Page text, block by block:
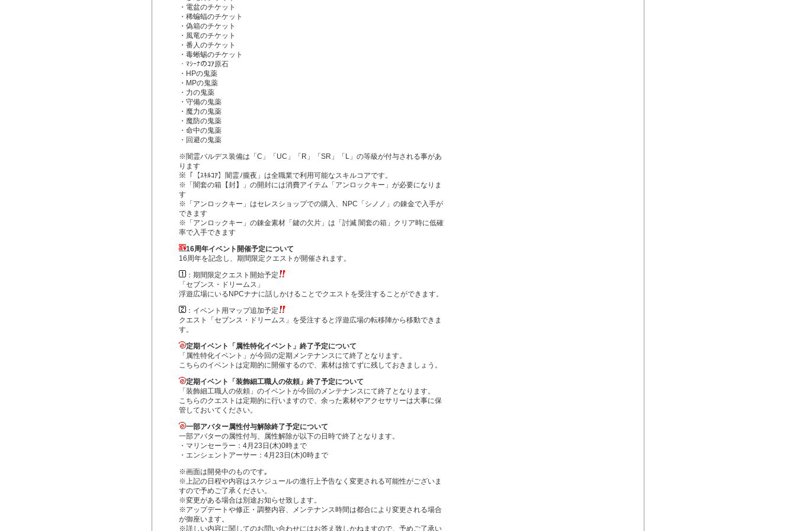
・電盆のチケット
・稀蝙蝠のチケット
・偽箱のチケット
・風竜のチケット
・番人のチケット
・毒蜥蜴のチケット
・ﾏｼｰﾅのｺｱ原石
・HPの鬼薬
・MPの鬼薬
・力の鬼薬
・守備の鬼薬
・魔力の鬼薬
・魔防の鬼薬
・命中の鬼薬
・回避の鬼薬
※闇霊バルデス装備は「C」「UC」「R」「SR」「L」の等級が付与される事があ
ります
※「【ｽｷﾙｺｱ】闇霊ﾉ朧夜」は全職業で利用可能なスキルコアです。
※「闇套の箱【封】」の開封には消費アイテム「アンロックキー」が必要になりま
す
※「アンロックキー」はセレスショップでの購入、NPC「シノノ」の錬金で入手が
できます
※「アンロックキー」の錬金素材「鍵の欠片」は「討滅 闇套の箱」クリア時に低確
率で入手できます
16周年イベント開催予定について
16周年を記念し、期間限定クエストが開催されます。
：期間限定クエスト開始予定
「セブンス・ドリームス」
浮遊広場にいるNPCナナに話しかけることでクエストを受注することができます。
：イベント用マップ追加予定
クエスト「セブンス・ドリームス」を受注すると浮遊広場の転移陣から移動できま
す。
定期イベント「属性特化イベント」終了予定について
「属性特化イベント」が今回の定期メンテナンスにて終了となります。
こちらのイベントは定期的に開催するので、素材は捨てずに残しておきましょう。
定期イベント「装飾細工職人の依頼」終了予定について
「装飾細工職人の依頼」のイベントが今回のメンテナンスにて終了となります。
こちらのクエストは定期的に行いますので、余った素材やアクセサリーは大事に保
管しておいてください。
一部アバター属性付与解除終了予定について
一部アバターの属性付与、属性解除が以下の日時で終了となります。
・マリンセーラー：4月23日(木)0時まで
・エンシェントアーサー：4月23日(木)0時まで
※画面は開発中のものです｡
※上記の日程や内容はスケジュールの進行上予告なく変更される可能性がございま
すので予めご了承ください。
※変更がある場合は別途お知らせ致します。
※アップデートや修正・調整内容、メンテナンス時間は都合により変更される場合
が御座います。
※詳しい内容に関してのお問い合わせにはお答え致しかねますので、予めご了承い